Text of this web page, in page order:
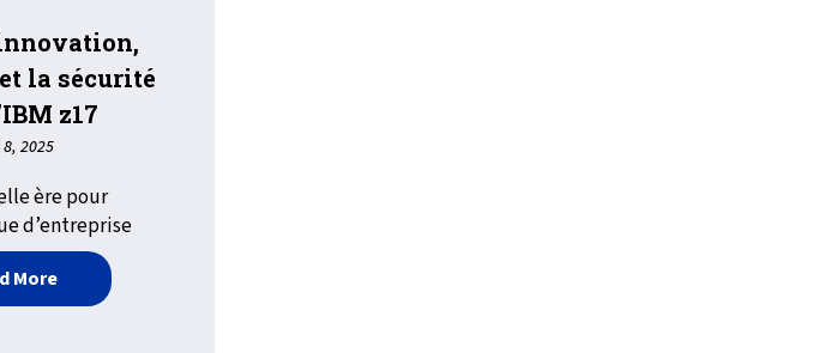
de demain
la sécurité
z17
2025
ère pour
d’entreprise
Moreabout Libérez l'innovation, l'efficacité et la sécurité avec l’IBM z17